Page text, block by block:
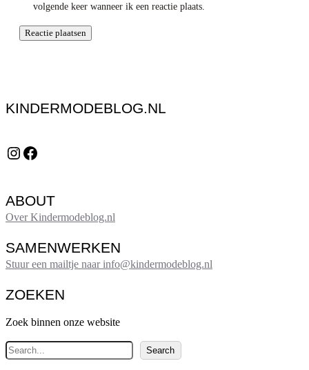
volgende keer wanneer ik een reactie plaats.
KINDERMODEBLOG.NL
Instagram Facebook
ABOUT
Over Kindermodeblog.nl
SAMENWERKEN
Stuur een mailtje naar info@kindermodeblog.nl
ZOEKEN
Zoek binnen onze website
Z
o
Search